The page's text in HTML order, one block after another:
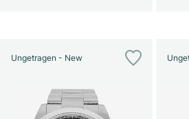
Ungetragen - New